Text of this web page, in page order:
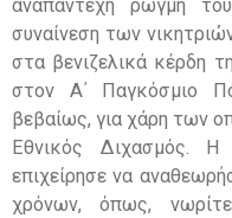
αναπάντεχη ρωγμή
συναίνεση των
στα βενιζελικά κέρδη
στον Α΄ Παγκόσμιο
βεβαίως, για χάρη των
Εθνικός Διχασμός.
επιχείρησε να
χρόνων, όπως,